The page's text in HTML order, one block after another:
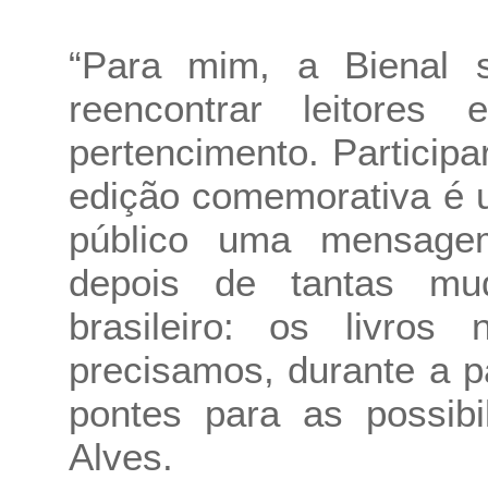
“Para mim, a Bienal
reencontrar
pertencimento.
edição comemorativa é
público uma
depois de tantas
brasileiro: os livros
precisamos, durante a
pontes para as
Alves.